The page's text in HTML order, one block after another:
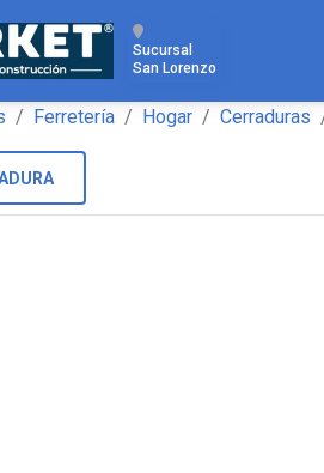
Sucursal
San Lorenzo
Ferretería Hogar Cerraduras